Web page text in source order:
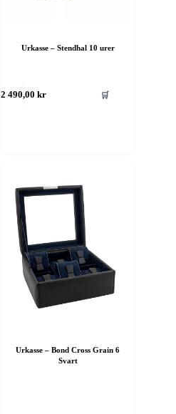
Urkasse – Stendhal 10 urer
2 490,00kr 🛒
Urkasse – Bond Cross Grain 6
Svart